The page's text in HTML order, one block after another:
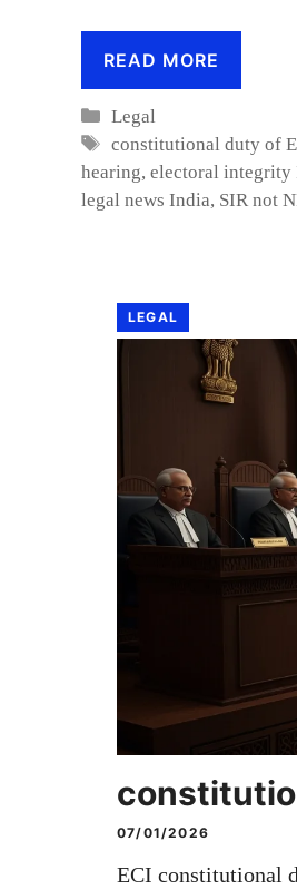
READ MORE
Categories
Legal
Tags
constitutional duty of
hearing, electoral integrity
legal news India, SIR not
LEGAL
07/01/2026
ECI constitutional